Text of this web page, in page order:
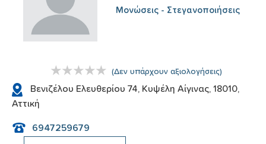
Μονώσεις - Στεγανοποιήσεις
(Δεν υπάρχουν αξιολογήσεις)
Βενιζέλου Ελευθερίου 74, Κυψέλη Αίγινας, 18010,
Αττική
6947259679